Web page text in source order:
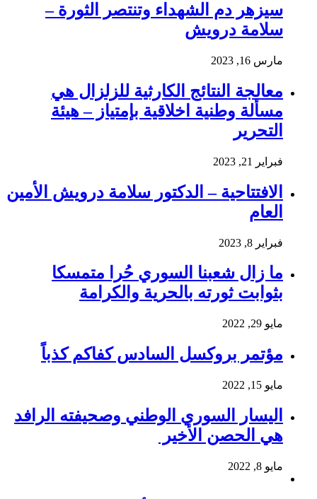
سيزهر دم الشهداء وتنتصر الثورة –
سلامة درويش
مارس 16, 2023
معالجة النتائج الكارثية للزلزال هي
مسألة وطنية اخلاقية بإمتياز – هيئة
التحرير
فبراير 21, 2023
الافتتاحية – الدكتور سلامة درويش الأمين
العام
فبراير 8, 2023
ما زال شعبنا السوري حُرا متمسكا
بثوابت ثورته بالحرية والكرامة
مايو 29, 2022
مؤتمر بروكسل السادس كفاكم كذباً
مايو 15, 2022
اليسار السوري الوطني وصحيفته الرافد
هي الحصن الأخير
مايو 8, 2022